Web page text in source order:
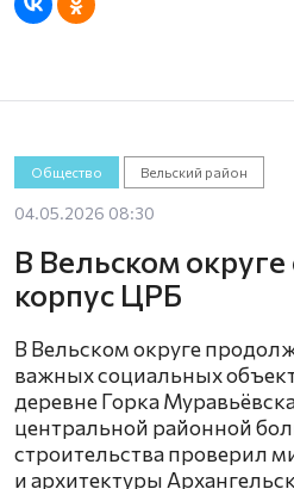
Общество Вельский район
04.05.2026 08:30
В Вельском
корпус ЦРБ
В Вельском округе
важных социальных
деревне Горка
центральной районной
строительства проверил
и архитектуры